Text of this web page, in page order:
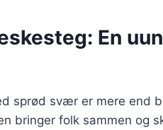
En
sprød svær er mere end
bringer folk sammen og